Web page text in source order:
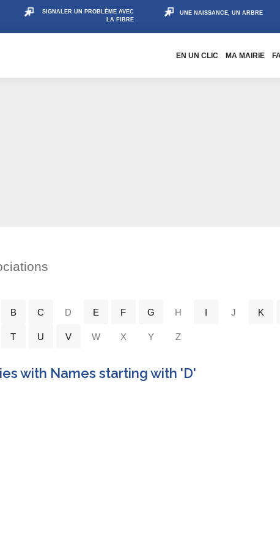
SIGNALER UN PROBLÈME AVEC
LA FIBRE
UNE NAISSANCE, UN ARBRE
EN UN CLIC MA MAIRIE
B C D E F G H I J K
T U V W X Y Z
with Names starting with 'D'